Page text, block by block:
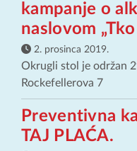
kampanje o
naslovom
2. prosinca 2019.
Okrugli stol je održan
Rockefellerova 7
Preventivna
TAJ PLAĆA.